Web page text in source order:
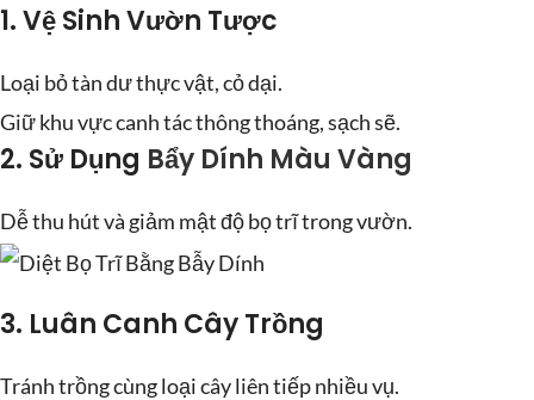
1.Vệ Sinh Vườn Tược
Loại bỏ tàn dư thực vật, cỏ dại.
Giữ khu vực canh tác thông thoáng, sạch sẽ.
2. Sử Dụng Bẩy Dính Màu Vàng
Dễ thu hút và giảm mật độ bọ trĩ trong vườn.
3. Luân Canh Cây Trồng
Tránh trồng cùng loại cây liên tiếp nhiều vụ.